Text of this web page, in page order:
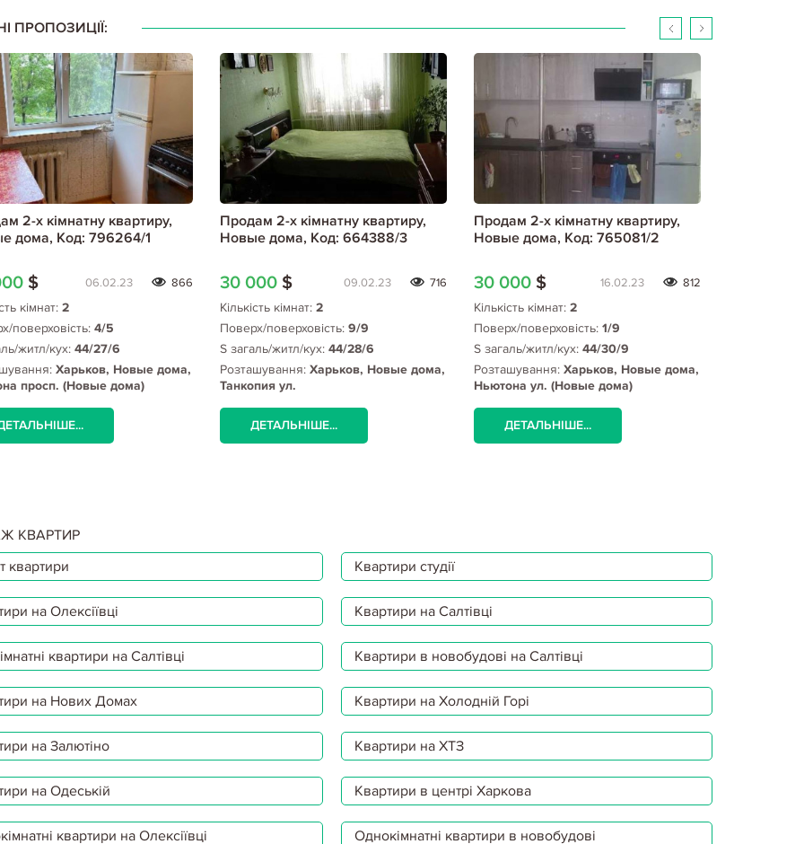
ПРОПОЗИЦІЇ:
2-х кімнатну квартиру,
дома, Код: 796264/1
$ 06.02.23 866
кімнат: 2
поверховість: 4/5
житл/кух: 44/27/6
Харьков, Новые дома,
просп. (Новые дома)
Продам 2-х кімнатну квартиру,
Новые дома, Код: 664388/3
30 000 $ 09.02.23 716
Кількість кімнат: 2
Поверх/поверховість: 9/9
S загаль/житл/кух: 44/28/6
Розташування: Харьков, Новые дома,
Танкопия ул.
ДЕТАЛЬНІШЕ...
Продам 2-х кімнатну квартиру,
Новые дома, Код: 765081/2
30 000 $ 16.02.23 812
Кількість кімнат: 2
Поверх/поверховість: 1/9
S загаль/житл/кух: 44/30/9
Розташування: Харьков, Новые дома,
Ньютона ул. (Новые дома)
ДЕТАЛЬНІШЕ...
КВАРТИР
квартири
Квартири студії
на Олексіївці Квартири на Салтівці
квартири на Салтівці Квартири в новобудові на Салтівці
на Нових Домах Квартири на Холодній Горі
на Залютіно Квартири на ХТЗ
на Одеській Квартири в центрі Харкова
квартири на Олексіївці Однокімнатні квартири в новобудові